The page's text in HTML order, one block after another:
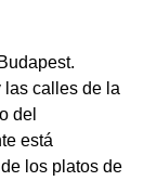
las calles de la
del
está
los platos de